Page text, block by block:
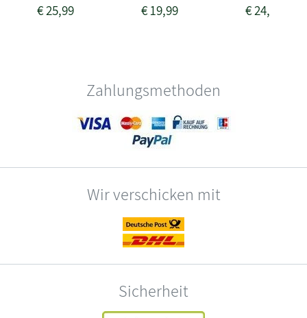
€25,99 €19,99 €24,99
Zahlungsmethoden
Wir verschicken mit
Sicherheit